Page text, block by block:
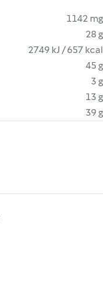
1142 mg
28 g
2749 kJ / 657 kcal
45 g
3 g
13 g
39 g